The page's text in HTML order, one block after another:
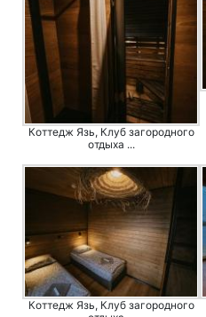
Коттедж Язь, Клуб загородного
отдыха ...
Коттедж Язь, Клуб загородного